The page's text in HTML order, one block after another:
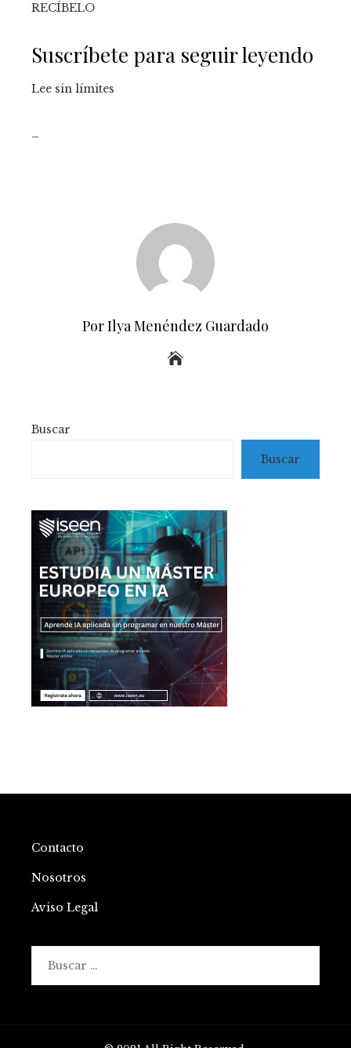
RECÍBELO
Suscríbete para seguir leyendo
Lee sin límites
Por Ilya Menéndez Guardado
Buscar
Buscar
Contacto
Nosotros
Aviso Legal